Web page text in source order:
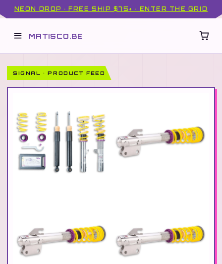
NEON DROP · FREE SHIP $75+ · ENTER THE GRID
MATISCO.BE
SIGNAL · PRODUCT FEED